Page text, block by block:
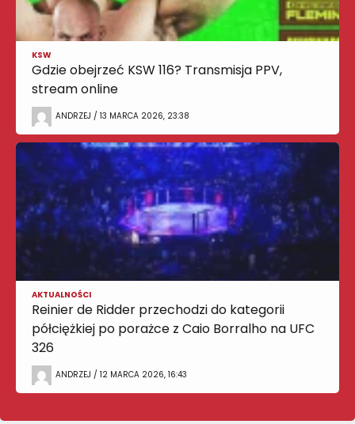
KSW
Gdzie obejrzeć KSW 116? Transmisja PPV,
stream online
ANDRZEJ / 13 MARCA 2026, 23:38
AKTUALNOŚCI
Reinier de Ridder przechodzi do kategorii
półciężkiej po porażce z Caio Borralho na UFC
326
ANDRZEJ / 12 MARCA 2026, 16:43